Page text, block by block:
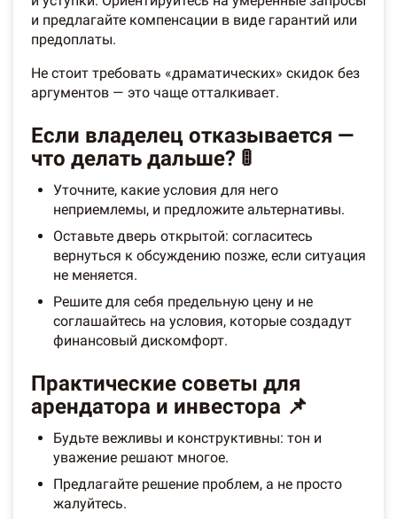
и предлагайте компенсации в виде гарантий или
предоплаты.
Не стоит требовать «драматических» скидок без
аргументов — это чаще отталкивает.
Если владелец отказывается —
что делать дальше? 🚦
Уточните, какие условия для него
неприемлемы, и предложите альтернативы.
Оставьте дверь открытой: согласитесь
вернуться к обсуждению позже, если ситуация
не меняется.
Решите для себя предельную цену и не
соглашайтесь на условия, которые создадут
финансовый дискомфорт.
Практические советы для
арендатора и инвестора 📌
Будьте вежливы и конструктивны: тон и
уважение решают многое.
Предлагайте решение проблем, а не просто
жалуйтесь.